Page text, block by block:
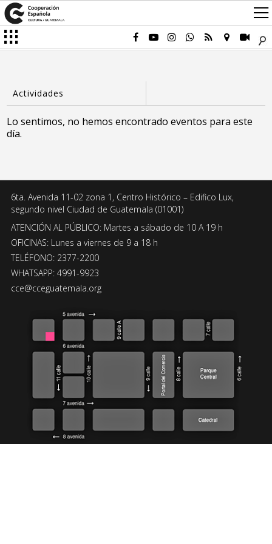
Lo sentimos, no hemos encontrado eventos para este
día.
6ta. Avenida 11-02 zona 1, Centro Histórico – Edifico Lux,
segundo nivel Ciudad de Guatemala (01001)
ATENCIÓN AL PÚBLICO: Martes a sábado de 10 A 19 h
OFICINAS: Lunes a viernes de 9 a 18 h
TELÉFONO: 2377-2200
WHATSAPP: 4991-9923
cce@cceguatemala.org